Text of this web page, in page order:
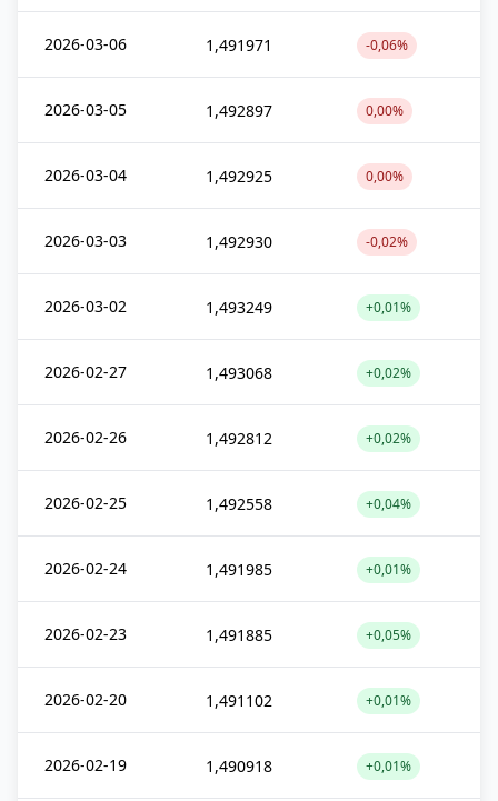
2026-03-06 1,491971 -0,06%
2026-03-05 1,492897 0,00%
2026-03-04 1,492925 0,00%
2026-03-03 1,492930 -0,02%
2026-03-02 1,493249 +0,01%
2026-02-27 1,493068 +0,02%
2026-02-26 1,492812 +0,02%
2026-02-25 1,492558 +0,04%
2026-02-24 1,491985 +0,01%
2026-02-23 1,491885 +0,05%
2026-02-20 1,491102 +0,01%
2026-02-19 1,490918 +0,01%